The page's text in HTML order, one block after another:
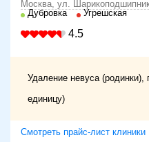
Москва, ул.
Дубровка
Угрешская
4.5
Удаление невуса (родинки),
единицу)
Смотреть прайс-лист